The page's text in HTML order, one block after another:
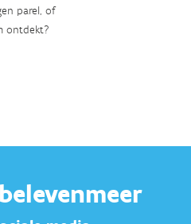
parel, of
ontdekt?